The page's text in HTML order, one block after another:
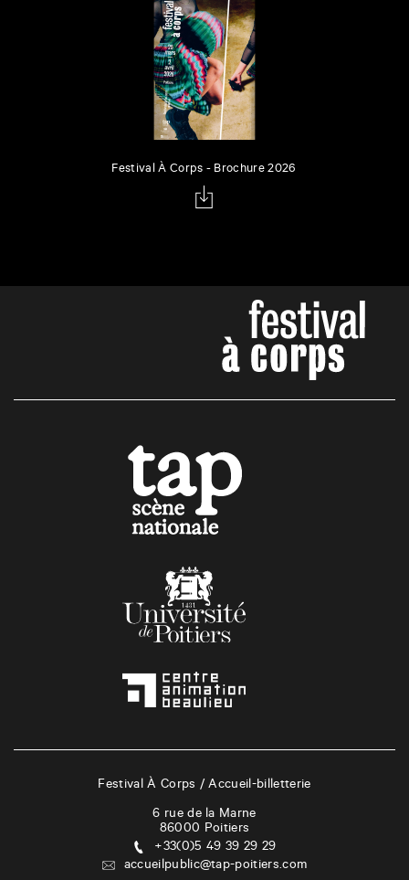
Festival À Corps - Brochure 2026
Festival À Corps / Accueil-billetterie
6 rue de la Marne
86000 Poitiers
+33(0)5 49 39 29 29
accueilpublic@tap-poitiers.com